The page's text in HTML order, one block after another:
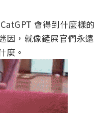
會得到什麼樣的
因，就像鏟屎官們永遠
麼。